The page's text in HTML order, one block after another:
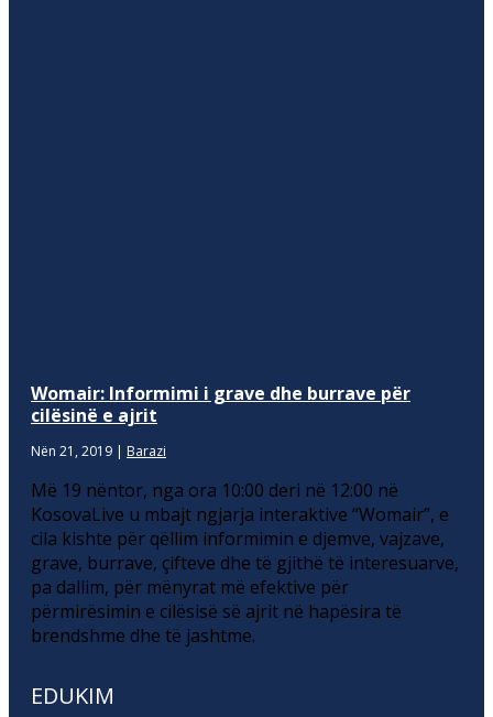
Womair: Informimi i grave dhe burrave për
cilësinë e ajrit
Nën 21, 2019 | Barazi
Më 19 nëntor, nga ora 10:00 deri në 12:00 në
KosovaLive u mbajt ngjarja interaktive “Womair”, e
cila kishte për qëllim informimin e djemve, vajzave,
grave, burrave, çifteve dhe të gjithë të interesuarve,
pa dallim, për mënyrat më efektive për
përmirësimin e cilësisë së ajrit në hapësira të
brendshme dhe të jashtme.
EDUKIM